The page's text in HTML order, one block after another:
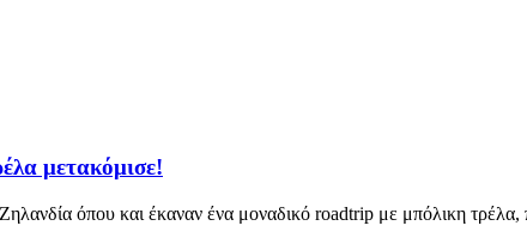
μετακόμισε!
όπου και έκαναν ένα μοναδικό roadtrip με μπόλικη τρέλα,